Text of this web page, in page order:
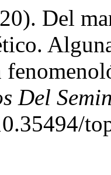
Del
Del